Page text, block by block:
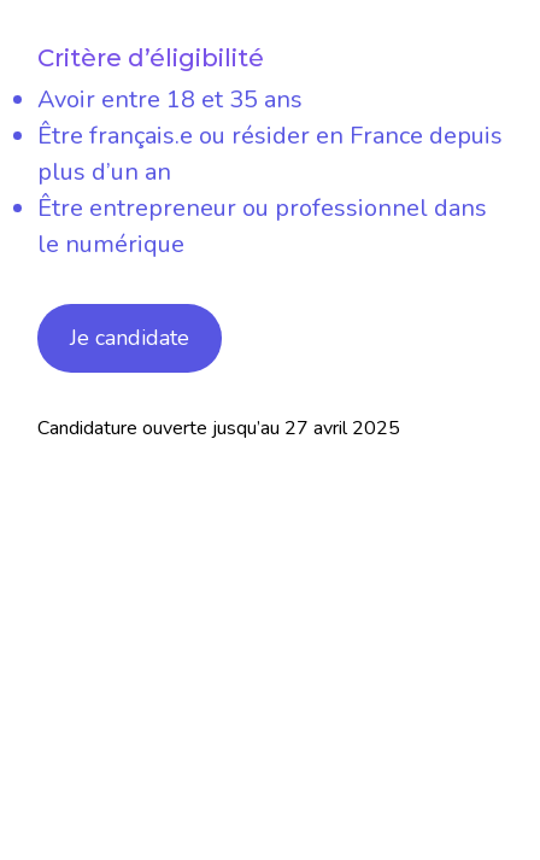
Critère d’éligibilité
Avoir entre 18 et 35 ans
Être français.e ou résider en France depuis
plus d’un an
Être entrepreneur ou professionnel dans
le numérique
Je candidate
Candidature ouverte jusqu’au 27 avril 2025